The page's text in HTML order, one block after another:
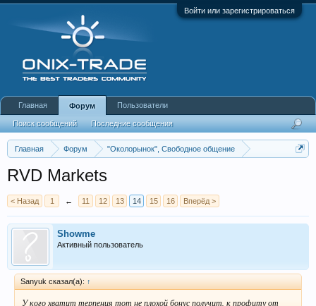
Войти или зарегистрироваться
Главная Форум
"Околорынок", Свободное общение
RVD Markets
< Назад 1 ← 11 12 13 14 15 16 Вперёд >
Showme
Активный пользователь
Sanyuk сказал(а): ↑
У кого хватит терпения тот не плохой бонус получит, к профиту от
Главная Форум
Поиск сообщений Последние сообщения
Пользователи